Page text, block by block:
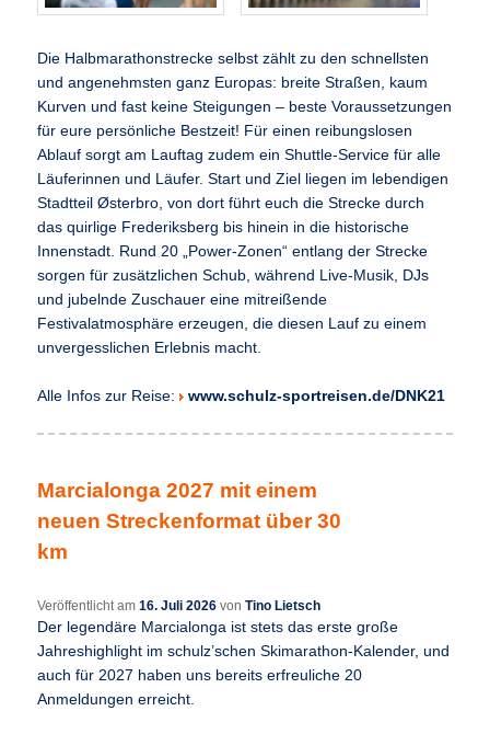
Die Halbmarathonstrecke selbst zählt zu den schnellsten
und angenehmsten ganz Europas: breite Straßen, kaum
Kurven und fast keine Steigungen – beste Voraussetzungen
für eure persönliche Bestzeit! Für einen reibungslosen
Ablauf sorgt am Lauftag zudem ein Shuttle-Service für alle
Läuferinnen und Läufer. Start und Ziel liegen im lebendigen
Stadtteil Østerbro, von dort führt euch die Strecke durch
das quirlige Frederiksberg bis hinein in die historische
Innenstadt. Rund 20 „Power-Zonen“ entlang der Strecke
sorgen für zusätzlichen Schub, während Live-Musik, DJs
und jubelnde Zuschauer eine mitreißende
Festivalatmosphäre erzeugen, die diesen Lauf zu einem
unvergesslichen Erlebnis macht.
Alle Infos zur Reise: www.schulz-sportreisen.de/DNK21
Marcialonga 2027 mit einem
neuen Streckenformat über 30
km
Veröffentlicht am16. Juli 2026 vonTino Lietsch
Der legendäre Marcialonga ist stets das erste große
Jahreshighlight im schulz’schen Skimarathon-Kalender, und
auch für 2027 haben uns bereits erfreuliche 20
Anmeldungen erreicht.